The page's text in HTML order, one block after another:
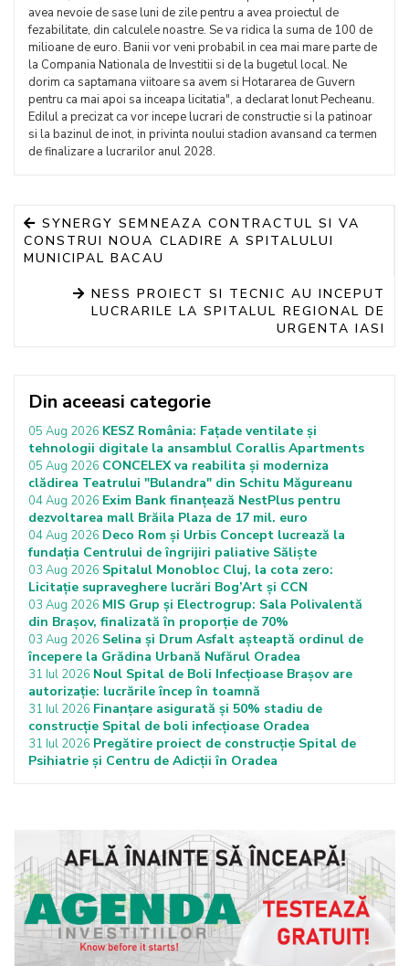
avea nevoie de sase luni de zile pentru a avea proiectul de
fezabilitate, din calculele noastre. Se va ridica la suma de 100 de
milioane de euro. Banii vor veni probabil in cea mai mare parte de
la Compania Nationala de Investitii si de la bugetul local. Ne
dorim ca saptamana viitoare sa avem si Hotararea de Guvern
pentru ca mai apoi sa inceapa licitatia", a declarat Ionut Pecheanu.
Edilul a precizat ca vor incepe lucrari de constructie si la patinoar
si la bazinul de inot, in privinta noului stadion avansand ca termen
de finalizare a lucrarilor anul 2028.
SYNERGY SEMNEAZA CONTRACTUL SI VA
CONSTRUI NOUA CLADIRE A SPITALULUI
MUNICIPAL BACAU
NESS PROIECT SI TECNIC AU INCEPUT
LUCRARILE LA SPITALUL REGIONAL DE
URGENTA IASI
Din aceeasi categorie
05 Aug 2026 KESZ România: Fațade ventilate și
tehnologii digitale la ansamblul Corallis Apartments
05 Aug 2026 CONCELEX va reabilita și moderniza
clădirea Teatrului "Bulandra" din Schitu Măgureanu
04 Aug 2026 Exim Bank finanțează NestPlus pentru
dezvoltarea mall Brăila Plaza de 17 mil. euro
04 Aug 2026 Deco Rom și Urbis Concept lucrează la
fundația Centrului de îngrijiri paliative Săliște
03 Aug 2026 Spitalul Monobloc Cluj, la cota zero:
Licitație supraveghere lucrări Bog’Art și CCN
03 Aug 2026 MIS Grup și Electrogrup: Sala Polivalentă
din Brașov, finalizată în proporție de 70%
03 Aug 2026 Selina și Drum Asfalt așteaptă ordinul de
începere la Grădina Urbană Nufărul Oradea
31 Iul 2026 Noul Spital de Boli Infecțioase Brașov are
autorizație: lucrările încep în toamnă
31 Iul 2026 Finanțare asigurată și 50% stadiu de
construcție Spital de boli infecțioase Oradea
31 Iul 2026 Pregătire proiect de construcție Spital de
Psihiatrie și Centru de Adicții în Oradea